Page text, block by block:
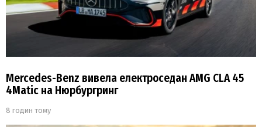
Mercedes-Benz вивела електроседан AMG CLA 45
4Matic на Нюрбургринг
8 годин тому